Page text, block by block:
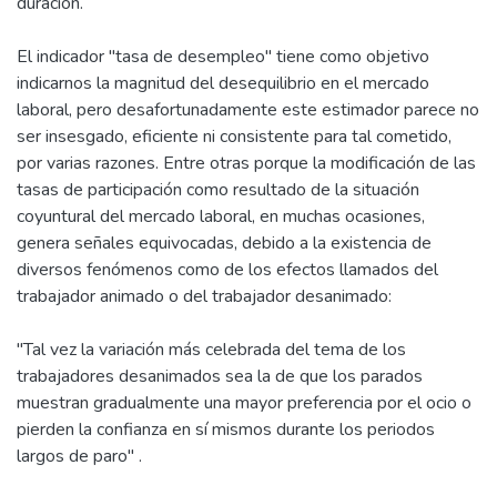
El indicador "tasa de desempleo" tiene como objetivo
indicarnos la magnitud del desequilibrio en el mercado
laboral, pero desafortunadamente este estimador parece no
ser insesgado, eficiente ni consistente para tal cometido,
por varias razones. Entre otras porque la modificación de las
tasas de participación como resultado de la situación
coyuntural del mercado laboral, en muchas ocasiones,
genera señales equivocadas, debido a la existencia de
diversos fenómenos como de los efectos llamados del
trabajador animado o del trabajador desanimado:
"Tal vez la variación más celebrada del tema de los
trabajadores desanimados sea la de que los parados
muestran gradualmente una mayor preferencia por el ocio o
pierden la confianza en sí mismos durante los periodos
largos de paro" .